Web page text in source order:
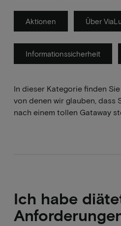
Aktionen Über
Informationssicherheit
In dieser Kategorie finden
von denen wir glauben, dass
nach einem tollen Gataway
Ich habe